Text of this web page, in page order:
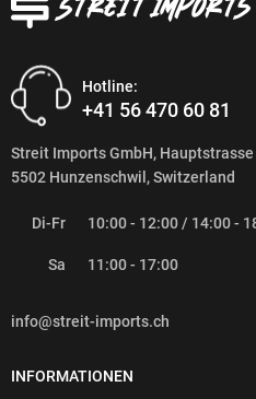
Hotline:
+41 56 470 60 81
Streit Imports GmbH, Hauptstrasse
5502 Hunzenschwil, Switzerland
Di-Fr 10:00 - 12:00 / 14:00 -
Sa 11:00 - 17:00
info@streit-imports.ch
INFORMATIONEN